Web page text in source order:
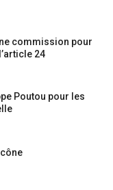
commission pour
24
Poutou pour les